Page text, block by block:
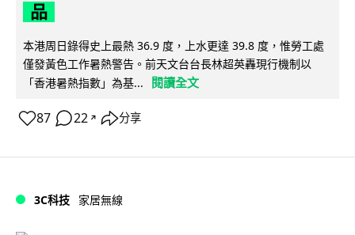
品
本港周日錄得史上最熱 36.9 度，上水更達 39.8 度，惟勞工處
僅發黃色工作暑熱警告。前天文台台長林超英轟現行機制以
「香港暑熱指數」為基...
閱讀全文
87 22 ↗ 分享
3C科技 家居無線